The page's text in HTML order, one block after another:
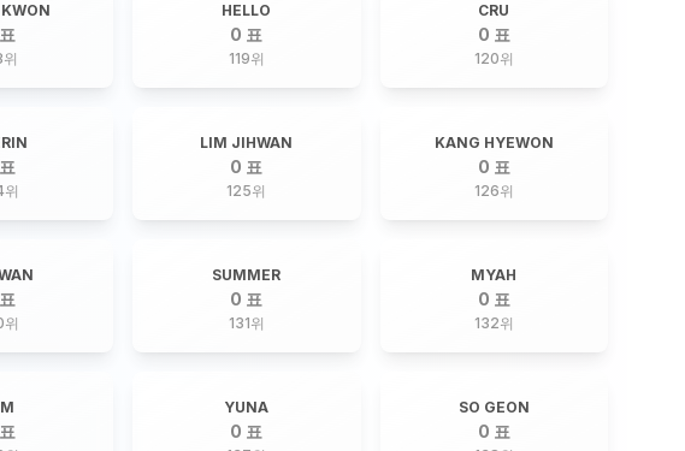
위
HELLO
0 표
119위
CRU
0 표
120위
위
LIM JIHWAN
0 표
125위
KANG HYEWON
0 표
126위
위
SUMMER
0 표
131위
MYAH
0 표
132위
YUNA
0 표
SO GEON
0 표